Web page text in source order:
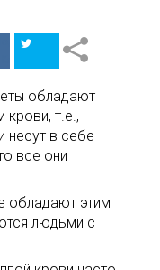
Поделиться
обладают
т.е.,
несут в себе
все они
обладают этим
людьми с